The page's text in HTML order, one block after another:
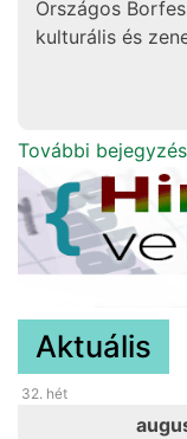
Országos
kulturális és
További
Aktuális
32. hét